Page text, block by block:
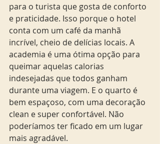
para o turista que gosta de conforto
e praticidade. Isso porque o hotel
conta com um café da manhã
incrível, cheio de delícias locais. A
academia é uma ótima opção para
queimar aquelas calorias
indesejadas que todos ganham
durante uma viagem. E o quarto é
bem espaçoso, com uma decoração
clean e super confortável. Não
poderíamos ter ficado em um lugar
mais agradável.